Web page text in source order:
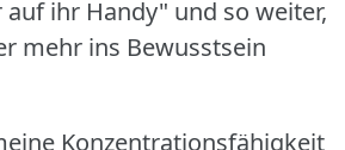
auf ihr Handy" und so weiter,
mehr ins Bewusstsein
Konzentrationsfähigkeit